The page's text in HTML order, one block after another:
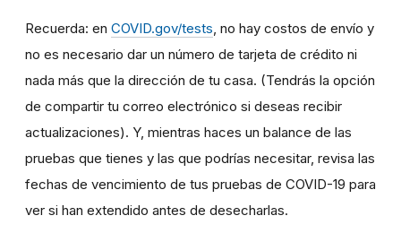
Recuerda: en COVID.gov/tests, no hay costos de envío y
no es necesario dar un número de tarjeta de crédito ni
nada más que la dirección de tu casa. (Tendrás la opción
de compartir tu correo electrónico si deseas recibir
actualizaciones). Y, mientras haces un balance de las
pruebas que tienes y las que podrías necesitar, revisa las
fechas de vencimiento de tus pruebas de COVID-19 para
ver si han extendido antes de desecharlas.